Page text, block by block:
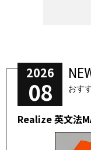
2026
08 おす
Realize 英文法